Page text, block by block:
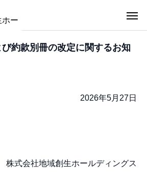
約款別冊の改定に関するお知
2026年5月27日
株式会社地域創生ホールディングス